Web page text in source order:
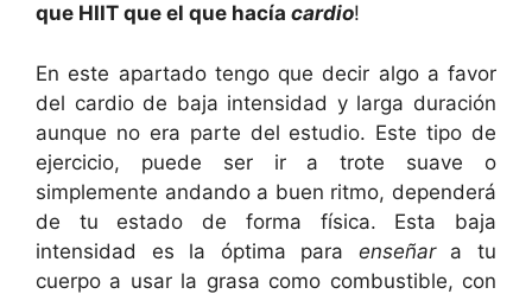
que HIIT que el que hacía cardio!
En este apartado tengo que decir algo a favor
del cardio de baja intensidad y larga duración
aunque no era parte del estudio. Este tipo de
ejercicio, puede ser ir a trote suave o
simplemente andando a buen ritmo, dependerá
de tu estado de forma física. Esta baja
intensidad es la óptima para enseñara tu
cuerpo a usar la grasa como combustible, con